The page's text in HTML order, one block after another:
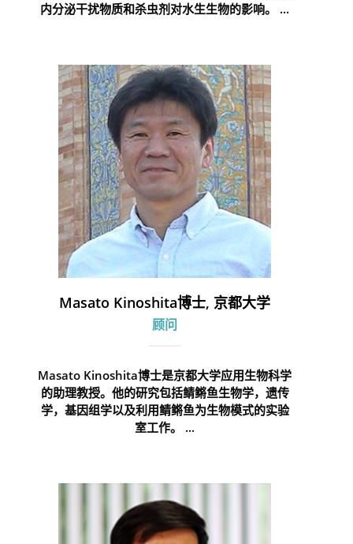
内分泌干扰物质和杀虫剂对水生生物的影响。 ...
Masato Kinoshita博士, 京都大学
顾问
Masato Kinoshita博士是京都大学应用生物科学
的助理教授。他的研究包括鲭鳉鱼生物学，遗传
学，基因组学以及利用鲭鳉鱼为生物模式的实验
室工作。 ...